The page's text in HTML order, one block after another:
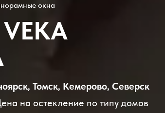
окна
, Томск, Кемерово, Северск
на остекление по типу домов